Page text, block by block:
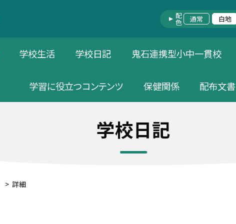
配色 通常 白地
学校生活 学校日記 鬼石連携型小中一貫校
学習に役立つコンテンツ 保健関係 配布文書
学校日記
> 詳細